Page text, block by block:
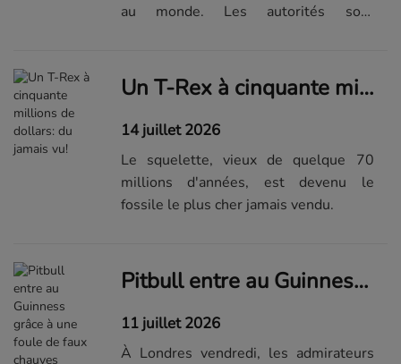
au monde. Les autorités sont
Un T-Rex à cinquante millions de dollars: du jamais vu!
14 juillet 2026
Le squelette, vieux de quelque 70
millions d'années, est devenu le
fossile le plus cher jamais vendu.
Pitbull entre au Guinness grâce à une foule de faux chauves
11 juillet 2026
À Londres vendredi, les admirateurs